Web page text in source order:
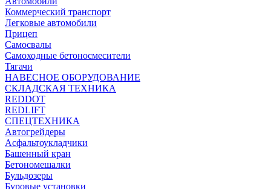
Коммерческий транспорт
Легковые автомобили
Прицеп
Самосвалы
Самоходные бетоносмесители
Тягачи
НАВЕСНОЕ ОБОРУДОВАНИЕ
СКЛАДСКАЯ ТЕХНИКА
REDDOT
REDLIFT
СПЕЦТЕХНИКА
Автогрейдеры
Асфальтоукладчики
Башенный кран
Бетономешалки
Бульдозеры
Буровые установки